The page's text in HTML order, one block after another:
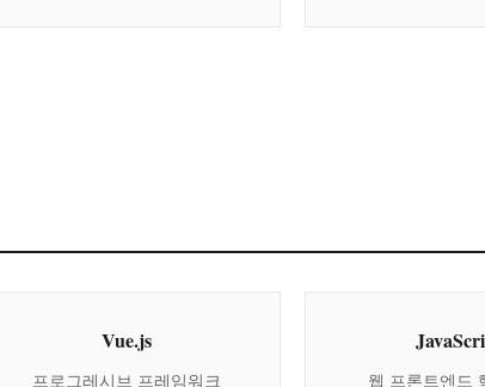
Vue.js
프로그레시브 프레임워크 웹 프론트엔드